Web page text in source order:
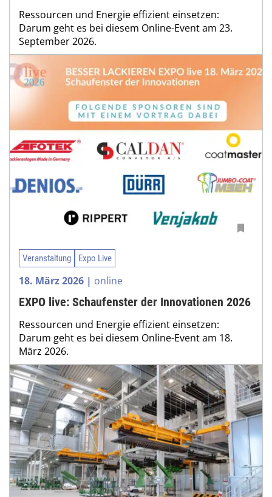
Ressourcen und Energie effizient einsetzen:
Darum geht es bei diesem Online-Event am 23.
September 2026.
Veranstaltung Expo Live
18. März 2026 | online
EXPO live: Schaufenster der Innovationen 2026
Ressourcen und Energie effizient einsetzen:
Darum geht es bei diesem Online-Event am 18.
März 2026.